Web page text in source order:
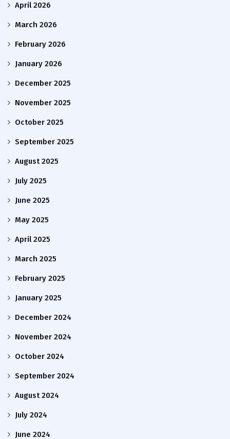
April 2026
March 2026
February 2026
January 2026
December 2025
November 2025
October 2025
September 2025
August 2025
July 2025
June 2025
May 2025
April 2025
March 2025
February 2025
January 2025
December 2024
November 2024
October 2024
September 2024
August 2024
July 2024
June 2024